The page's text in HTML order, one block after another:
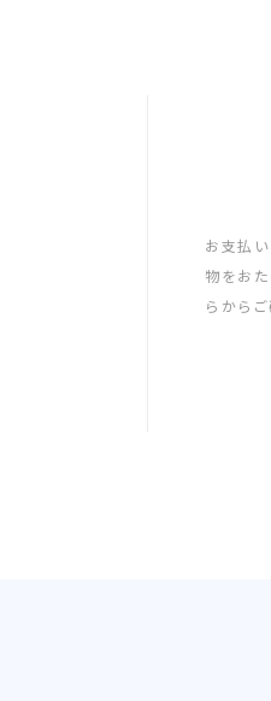
お支払
物をお
らからご